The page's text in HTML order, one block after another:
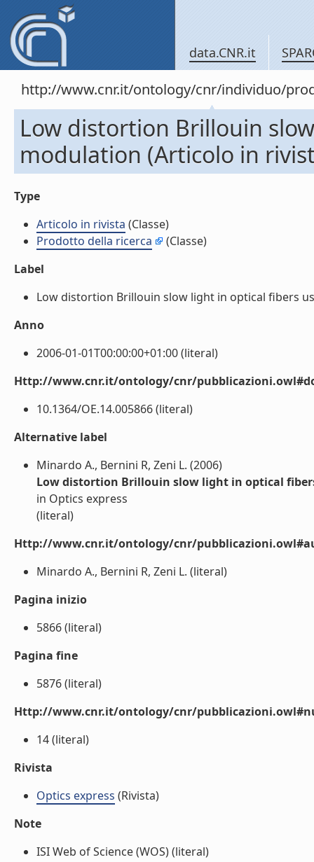
data.CNR.it
http://www.cnr.it/ontology/cnr/individuo/
Low distortion Brillouin
modulation (Articolo in
Type
Articolo in rivista (Classe)
Prodotto della ricerca
(Classe)
Label
Low distortion Brillouin slow light in optical fibers
Anno
2006-01-01T00:00:00+01:00 (literal)
Http://www.cnr.it/ontology/cnr/
10.1364/OE.14.005866 (literal)
Alternative label
Minardo A., Bernini R, Zeni L. (2006)
Low distortion Brillouin slow light in optical
in Optics express
(literal)
Http://www.cnr.it/ontology/cnr/
Minardo A., Bernini R, Zeni L. (literal)
Pagina inizio
5866 (literal)
Pagina fine
5876 (literal)
Http://www.cnr.it/ontology/cnr/
14 (literal)
Rivista
Optics express (Rivista)
Note
ISI Web of Science (WOS) (literal)